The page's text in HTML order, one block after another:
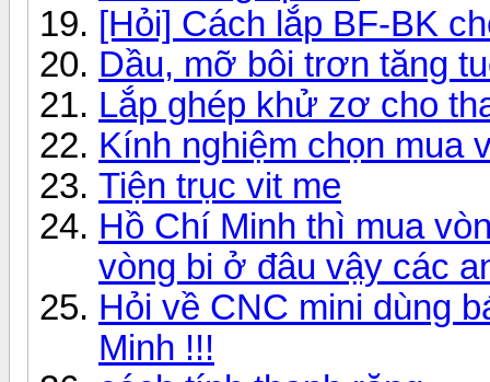
[Hỏi] Cách lắp BF-BK
Dầu, mỡ bôi trơn tăng
Lắp ghép khử zơ cho
Kính nghiệm chọn mua
Tiện trục vit me
Hồ Chí Minh thì mua
vòng bi ở đâu vậy các
Hỏi về CNC mini dùng
Minh !!!